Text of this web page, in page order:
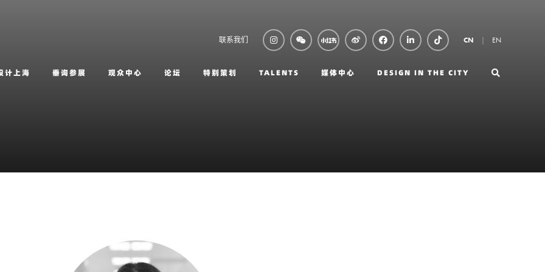
联系我们 CN EN
计上海 垂询参展 观众中心 论坛 特别策划 TALENTS 媒体中心 DESIGN IN THE CITY